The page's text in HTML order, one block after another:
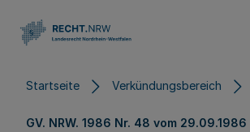
Startseite Verkündungsbereich
GV. NRW. 1986 Nr. 48 vom 29.09.1986